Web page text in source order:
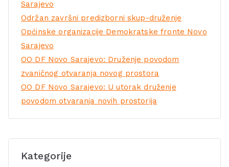
Sarajevo
Održan završni predizborni skup-druženje
Općinske organizacije Demokratske fronte Novo
Sarajevo
OO DF Novo Sarajevo: Druženje povodom
zvaničnog otvaranja novog prostora
OO DF Novo Sarajevo: U utorak druženje
povodom otvaranja novih prostorija
Kategorije